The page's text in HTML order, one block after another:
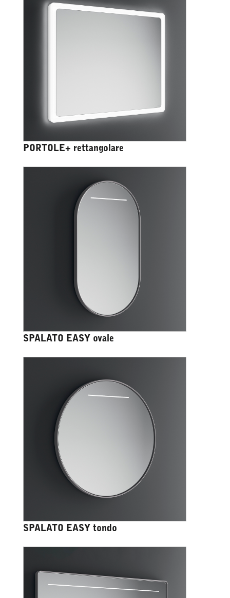
PORTOLE+ rettangolare
SPALATO EASY ovale
SPALATO EASY tondo